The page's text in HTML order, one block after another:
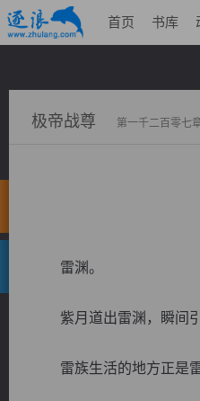
首页 书库
极帝战尊 第一千二百零七
雷渊。
紫月道出雷渊，瞬间引
雷族生活的地方正是雷